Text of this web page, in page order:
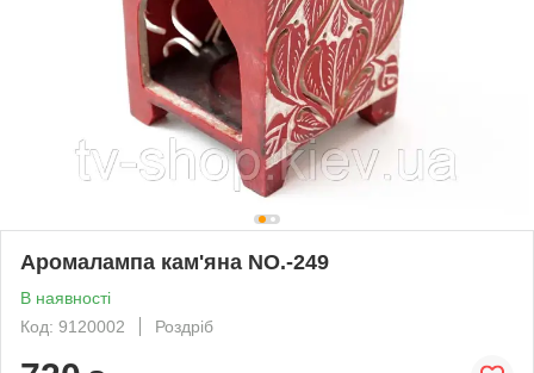
Аромалампа кам'яна NO.-249
В наявності
Код: 9120002
Роздріб